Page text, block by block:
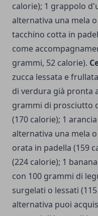
calorie); 1 grappolo
alternativa una mela
tacchino cotta in
come
grammi, 52 calorie).
zucca lessata e
di verdura già pronta
grammi di prosciutto
(170 calorie); 1
alternativa una mela
orata in padella (159
(224 calorie); 1
con 100 grammi di
surgelati o lessati
alternativa puoi